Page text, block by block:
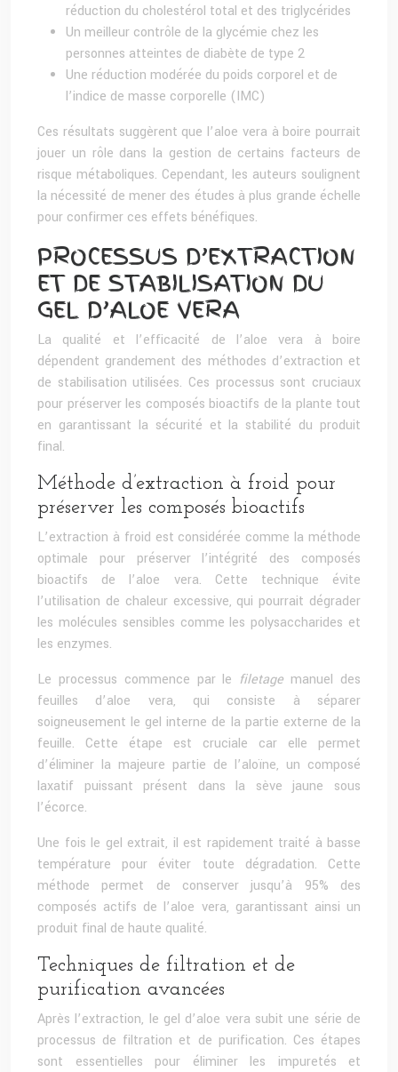
réduction du cholestérol total et des triglycérides
Un meilleur contrôle de la glycémie chez les
personnes atteintes de diabète de type 2
Une réduction modérée du poids corporel et de
l’indice de masse corporelle (IMC)
Ces résultats suggèrent que l’aloe vera à boire pourrait
jouer un rôle dans la gestion de certains facteurs de
risque métaboliques. Cependant, les auteurs soulignent
la nécessité de mener des études à plus grande échelle
pour confirmer ces effets bénéfiques.
PROCESSUS D’EXTRACTION
ET DE STABILISATION DU
GEL D’ALOE VERA
La qualité et l’efficacité de l’aloe vera à boire
dépendent grandement des méthodes d’extraction et
de stabilisation utilisées. Ces processus sont cruciaux
pour préserver les composés bioactifs de la plante tout
en garantissant la sécurité et la stabilité du produit
final.
Méthode d’extraction à froid pour
préserver les composés bioactifs
L’extraction à froid est considérée comme la méthode
optimale pour préserver l’intégrité des composés
bioactifs de l’aloe vera. Cette technique évite
l’utilisation de chaleur excessive, qui pourrait dégrader
les molécules sensibles comme les polysaccharides et
les enzymes.
Le processus commence par le filetage manuel des
feuilles d’aloe vera, qui consiste à séparer
soigneusement le gel interne de la partie externe de la
feuille. Cette étape est cruciale car elle permet
d’éliminer la majeure partie de l’aloïne, un composé
laxatif puissant présent dans la sève jaune sous
l’écorce.
Une fois le gel extrait, il est rapidement traité à basse
température pour éviter toute dégradation. Cette
méthode permet de conserver jusqu’à 95% des
composés actifs de l’aloe vera, garantissant ainsi un
produit final de haute qualité.
Techniques de filtration et de
purification avancées
Après l’extraction, le gel d’aloe vera subit une série de
processus de filtration et de purification. Ces étapes
sont essentielles pour éliminer les impuretés et